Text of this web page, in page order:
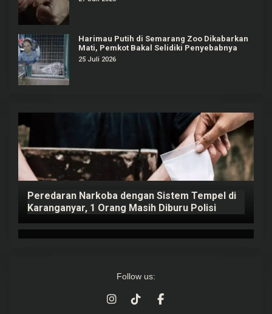
Harimau Putih di Semarang Zoo Dikabarkan
Mati, Pemkot Bakal Selidiki Penyebabnya
25 Juli 2026
Peredaran Narkoba dengan Sistem Tempel di
Karanganyar, 1 Orang Masih Diburu Polisi
Follow us: